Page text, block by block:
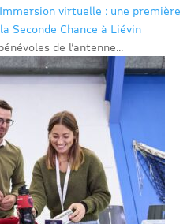
Immersion virtuelle : une première
Seconde Chance à Liévin
de l’antenne...